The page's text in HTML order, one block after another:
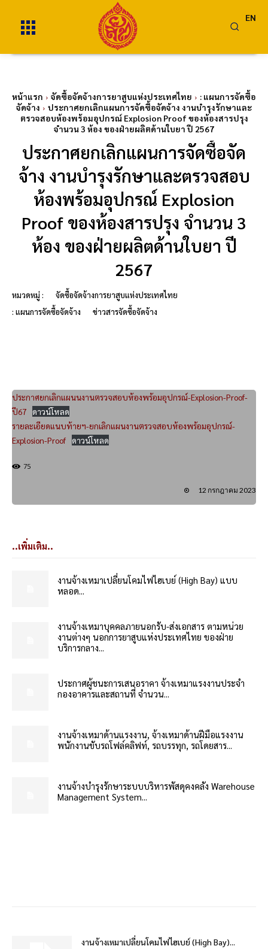
EN
หน้าแรก จัดซื้อจัดจ้างการยาสูบแห่งประเทศไทย
: แผนการจัดซื้อ
จัดจ้าง
ประกาศยกเลิกแผนการจัดซื้อจัดจ้าง งานบำรุงรักษาและ
ตรวจสอบห้องพร้อมอุปกรณ์ Explosion Proof ของห้องสารปรุง
จำนวน 3 ห้อง ของฝ่ายผลิตด้านใบยา ปี 2567
ประกาศยกเลิกแผนการจัดซื้อจัด
จ้าง งานบำรุงรักษาและตรวจสอบ
ห้องพร้อมอุปกรณ์ Explosion
Proof ของห้องสารปรุง จำนวน 3
ห้อง ของฝ่ายผลิตด้านใบยา ปี
2567
หมวดหมู่ :
จัดซื้อจัดจ้างการยาสูบแห่งประเทศไทย
: แผนการจัดซื้อจัดจ้าง
ข่าวสารจัดซื้อจัดจ้าง
ประกาศยกเลิกแผนนงานตรวจสอบห้องพร้อมอุปกรณ์-Explosion-Proof-
ปี67
ดาวน์โหลด
รายละเอียดแนบท้ายฯ-ยกเลิกแผนงานตรวจสอบห้องพร้อมอุปกรณ์-
Explosion-Proof
ดาวน์โหลด
75
12 กรกฎาคม 2023
..เพิ่มเติม..
งานจ้างเหมาเปลี่ยนโคมไฟไฮเบย์ (High Bay) แบบ
หลอด...
งานจ้างเหมาบุคคลภายนอกรับ-ส่งเอกสาร ตามหน่วย
งานต่างๆ นอกการยาสูบแห่งประเทศไทย ของฝ่าย
บริการกลาง...
ประกาศผู้ชนะการเสนอราคา จ้างเหมาแรงงานประจำ
กองอาคารและสถานที่ จำนวน...
งานจ้างเหมาด้านแรงงาน, จ้างเหมาด้านฝีมือแรงงาน
พนักงานขับรถโฟล์คลิฟท์, รถบรรทุก, รถโดยสาร...
งานจ้างบำรุงรักษาระบบบริหารพัสดุคงคลัง Warehouse
Management System...
งานจ้างเหมาเปลี่ยนโคมไฟไฮเบย์ (High Bay)...